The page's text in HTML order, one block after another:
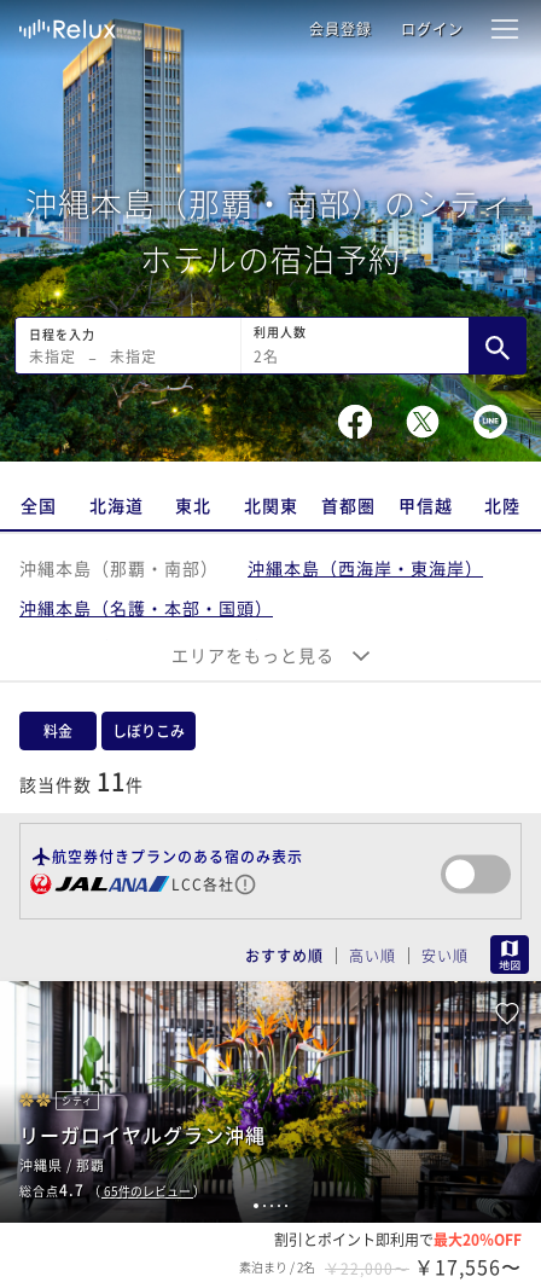
会員登録 ログイン
沖縄本島（那覇・南部）のシティ
ホテルの宿泊予約
日程を入力
未指定 − 未指定
利用人数
2名
全国 北海道 東北 北関東 首都圏 甲信越 北陸
沖縄本島（那覇・南部）
沖縄本島（西海岸・東海岸）
沖縄本島（名護・本部・国頭）
沖縄離島（宮古島・伊良部島）
沖縄離島（久米島・慶良間諸島）
エリアをもっと見る
料金 しぼりこみ
該当件数 11件
航空券付きプランのある宿のみ表示
LCC各社
おすすめ順 高い順 安い順
1 234 5
シティ
リーガロイヤルグラン沖縄
沖縄県 / 那覇
総合点4.7（ 65件のレビュー）
割引とポイント即利用で最大20％OFF
素泊まり /2名 ￥22,000〜 ￥17,556〜